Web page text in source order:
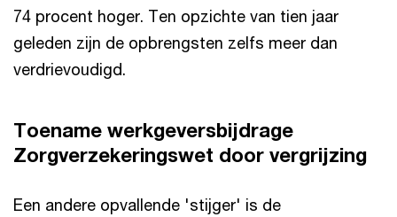
74 procent hoger. Ten opzichte van tien jaar
geleden zijn de opbrengsten zelfs meer dan
verdrievoudigd.
Toename werkgeversbijdrage
Zorgverzekeringswet door vergrijzing
Een andere opvallende 'stijger' is de